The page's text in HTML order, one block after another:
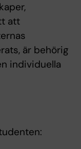
att
är behörig
individuella